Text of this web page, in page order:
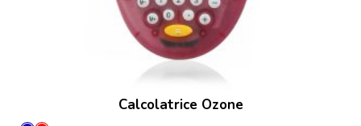
Calcolatrice Ozone